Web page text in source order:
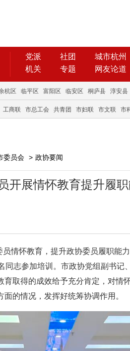
党派 社团
城市杭州
机关
专题 网友论道
杭区 临平区 富阳区 临安区 桐庐县 淳安县
工商联 市总工会 共青团 市妇联 市文联 市
委员会 > 政协要闻
开展情怀教育提升履
情怀教育，提升政协委员履职能
志参加培训。市政协党组副书记
取得的成效给予充分肯定，对情
的情况，发挥好统筹协调作用。